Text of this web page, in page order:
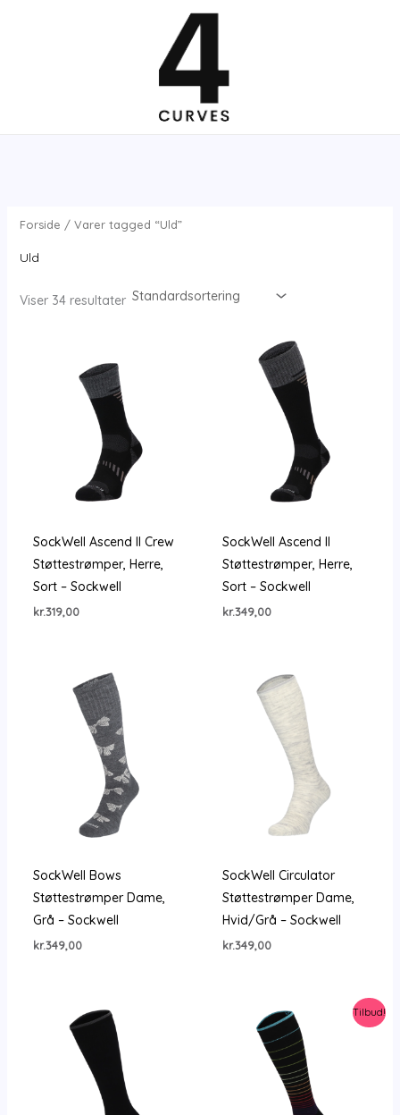
Forside / Varer tagged “Uld”
Uld
Viser 34 resultater
SockWell Ascend II Crew
Støttestrømper, Herre,
Sort – Sockwell
kr.319,00
SockWell Ascend II
Støttestrømper, Herre,
Sort – Sockwell
kr.349,00
SockWell Bows
Støttestrømper Dame,
Grå – Sockwell
kr.349,00
SockWell Circulator
Støttestrømper Dame,
Hvid/Grå – Sockwell
kr.349,00
Tilbud!